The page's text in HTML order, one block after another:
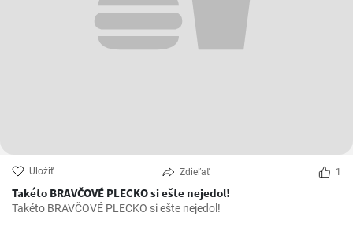
Uložiť Zdieľať 1
Takéto BRAVČOVÉ PLECKO si ešte nejedol!
Takéto BRAVČOVÉ PLECKO si ešte nejedol!